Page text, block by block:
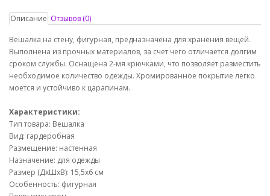
Описание Отзывов (0)
Вешалка на стену, фигурная, предназначена для хранения вещей.
Выполнена из прочных материалов, за счет чего отличается долгим
сроком службы. Оснащена 2-мя крючками, что позволяет разместить
необходимое количество одежды. Хромированное покрытие легко
моется и устойчиво к царапинам.
Характеристики:
Тип товара: Вешалка
Вид: гардеробная
Размещение: настенная
Назначение: для одежды
Размер (ДхШхВ): 15,5х6 см
Особенность: фигурная